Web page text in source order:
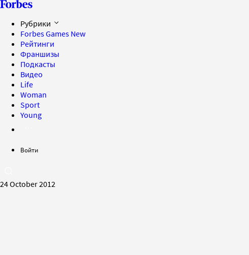
Рубрики
Forbes Games New
Рейтинги
Франшизы
Подкасты
Видео
Life
Woman
Sport
Young
Войти
24 October 2012